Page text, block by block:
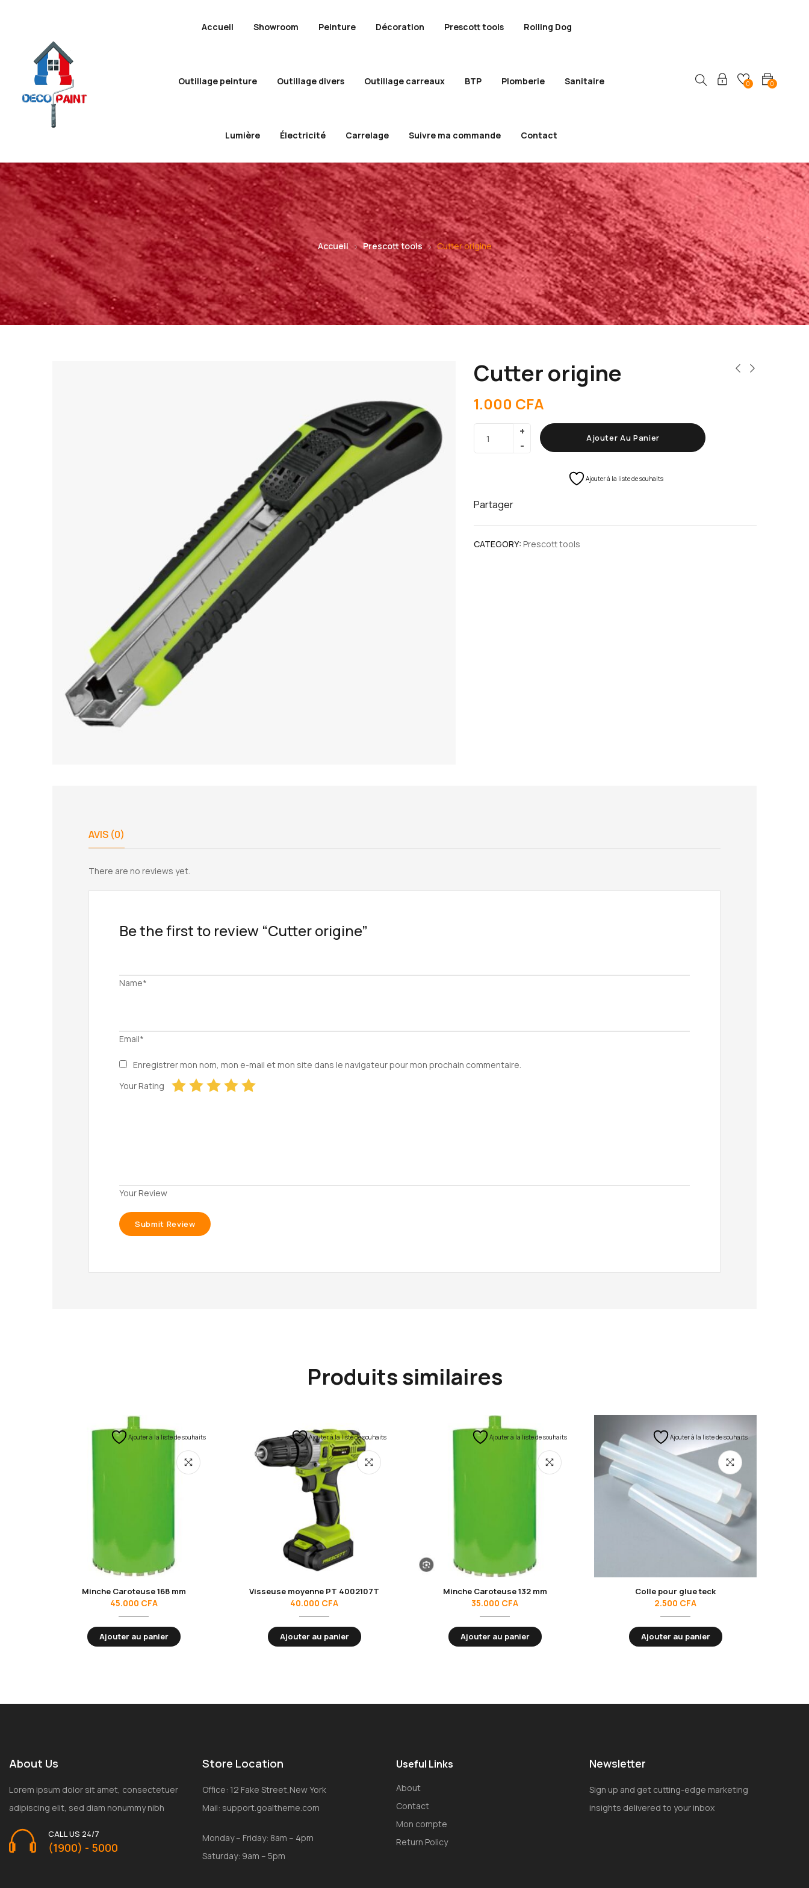
Accueil Showroom Peinture Décoration Prescott tools Rolling Dog
Outillage peinture Outillage divers Outillage carreaux BTP Plomberie Sanitaire
Lumière Électricité Carrelage Suivre ma commande Contact
0
0
Accueil Prescott tools Cutter origine
Cutter origine
1.000 CFA
Ajouter Au Panier
Ajouter à la liste de souhaits
Partager
CATEGORY: Prescott tools
AVIS (0)
There are no reviews yet.
Be the first to review “Cutter origine”
Name*
Email*
Enregistrer mon nom, mon e-mail et mon site dans le navigateur pour mon prochain commentaire.
Your Rating
Your Review
Produits similaires
Ajouter à la liste de souhaits
Minche Caroteuse 168 mm
45.000 CFA
Ajouter au panier
Ajouter à la liste de souhaits
Visseuse moyenne PT 4002107T
40.000 CFA
Ajouter au panier
Ajouter à la liste de souhaits
Minche Caroteuse 132 mm
35.000 CFA
Ajouter au panier
Ajouter à la liste de souhaits
Colle pour glue teck
2.500 CFA
Ajouter au panier
About Us
Lorem ipsum dolor sit amet, consectetuer
adipiscing elit, sed diam nonummy nibh
CALL US 24/7
(1900) - 5000
Store Location
Office: 12 Fake Street,New York
Mail: support.goaltheme.com
Monday – Friday: 8am – 4pm
Saturday: 9am – 5pm
Useful Links
About
Contact
Mon compte
Return Policy
Newsletter
Sign up and get cutting-edge marketing
insights delivered to your inbox